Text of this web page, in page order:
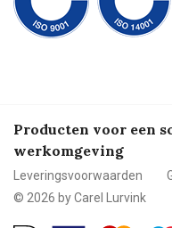
Producten voor een
werkomgeving
Leveringsvoorwaarden
© 2026 by Carel Lurvink